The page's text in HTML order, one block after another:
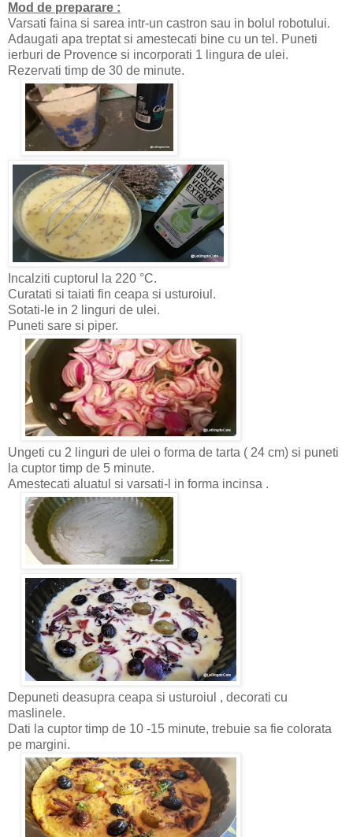
Mod de preparare :
Varsati faina si sarea intr-un castron sau in bolul robotului.
Adaugati apa treptat si amestecati bine cu un tel. Puneti
ierburi de Provence si incorporati 1 lingura de ulei.
Rezervati timp de 30 de minute.
Incalziti cuptorul la 220 °C.
Curatati si taiati fin ceapa si usturoiul.
Sotati-le in 2 linguri de ulei.
Puneti sare si piper.
Ungeti cu 2 linguri de ulei o forma de tarta ( 24 cm) si puneti
la cuptor timp de 5 minute.
Amestecati aluatul si varsati-l in forma incinsa .
Depuneti deasupra ceapa si usturoiul , decorati cu
maslinele.
Dati la cuptor timp de 10 -15 minute, trebuie sa fie colorata
pe margini.